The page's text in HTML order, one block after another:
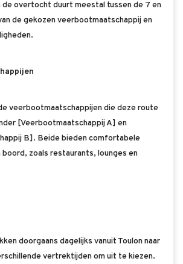
overtocht duurt meestal tussen de 7 en
de gekozen veerbootmaatschappij en
veerbootmaatschappijen die deze route
[Veerbootmaatschappij A] en
B]. Beide bieden comfortabele
boord, zoals restaurants, lounges en
doorgaans dagelijks vanuit Toulon naar
vertrektijden om uit te kiezen.